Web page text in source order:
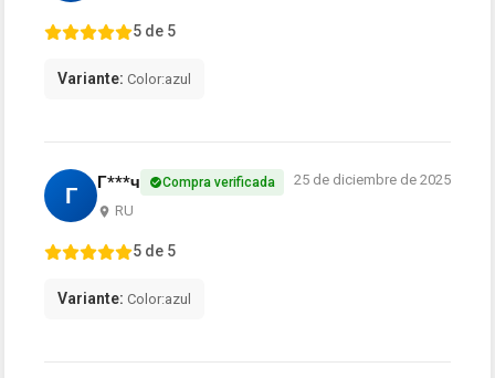
5 de 5
Variante: Color:azul
Г Г***ч Compra verificada
RU
25 de diciembre de 2025
5 de 5
Variante: Color:azul